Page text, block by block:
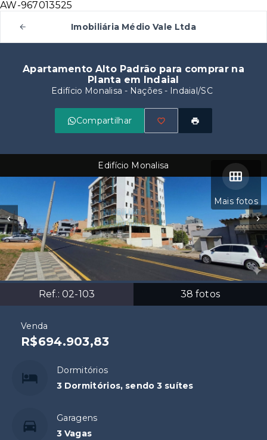
AW-967013525
Imobiliária Médio Vale Ltda
Apartamento Alto Padrão para comprar na
Planta em Indaial
Edifício Monalisa - Nações - Indaial/SC
Compartilhar
Mais fotos
Ref.: 02-103 38 fotos
Edifício Monalisa
Venda
R$694.903,83
Dormitórios
3 Dormitórios, sendo 3 suítes
Garagens
3 Vagas